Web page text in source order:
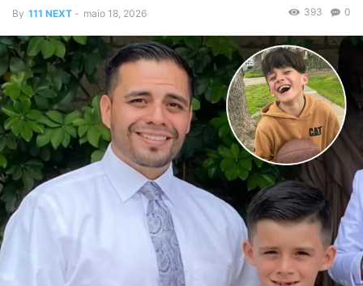
By 111 NEXT - maio 18, 2026 0
393